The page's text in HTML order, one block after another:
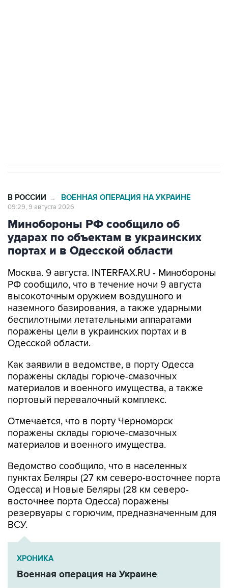
В РОССИИ → ВОЕННАЯ ОПЕРАЦИЯ НА УКРАИНЕ
09:29, 9 августа 2026
Минобороны РФ сообщило об
ударах по объектам в украинских
портах и в Одесской области
Москва. 9 августа. INTERFAX.RU - Минобороны
РФ сообщило, что в течение ночи 9 августа
высокоточным оружием воздушного и
наземного базирования, а также ударными
беспилотными летательными аппаратами
поражены цели в украинских портах и в
Одесской области.
Как заявили в ведомстве, в порту Одесса
поражены склады горюче-смазочных
материалов и военного имущества, а также
портовый перевалочный комплекс.
Отмечается, что в порту Черноморск
поражены склады горюче-смазочных
материалов и военного имущества.
Ведомство сообщило, что в населенных
пунктах Беляры (27 км северо-восточнее порта
Одесса) и Новые Беляры (28 км северо-
восточнее порта Одесса) поражены
резервуары с горючим, предназначенным для
ВСУ.
ХРОНИКА
Военная операция на Украине